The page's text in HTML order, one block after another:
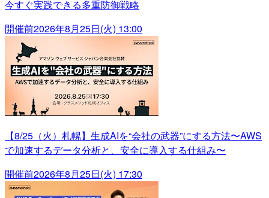
今すぐ実践できる多重防御戦略
開催前2026年8月25日(火) 13:00
【8/25（火）札幌】生成AIを“会社の武器”にする方法〜AWS
で加速するデータ分析と、安全に導入する仕組み〜
開催前2026年8月25日(火) 17:30